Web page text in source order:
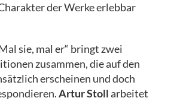
der Werke erlebbar
sie, mal er“ bringt zwei
zusammen, die auf den
erscheinen und doch
Artur Stollarbeitet